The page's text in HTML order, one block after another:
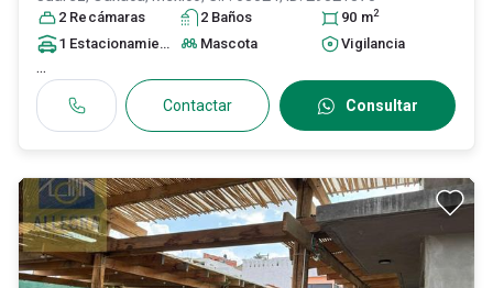
2 Recámaras 2 Baños 90 m2
1 Estacionamiento Mascota Vigilancia
...
Contactar Consultar